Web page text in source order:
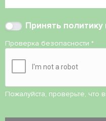
Принять
Проверка безопасности *
Пожалуйста, проверьте, что